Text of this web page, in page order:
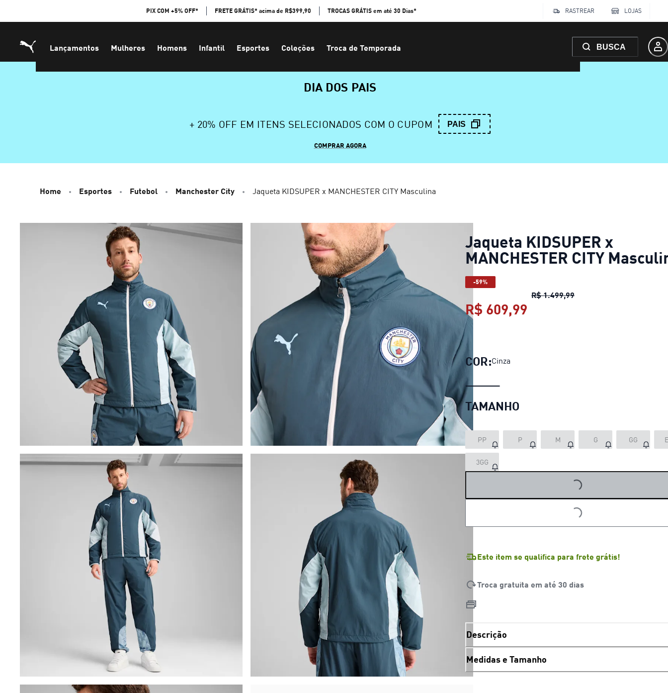
PIX COM +5% OFF* FRETE GRÁTIS* acima de R$399,90 TROCAS GRÁTIS em até 30 Dias* RASTREAR LOJAS
Lançamentos Mulheres Homens Infantil Esportes Coleções Troca de Temporada BUSCA
DIA DOS PAIS
+ 20% OFF EM ITENS SELECIONADOS COM O CUPOM PAIS
COMPRAR AGORA
Home Esportes Futebol Manchester City Jaqueta KIDSUPER x MANCHESTER CITY Masculina
Jaqueta KIDSUPER x
MANCHESTER CITY
-59%
R$ 1.499,99Jaqueta KIDSUPER x
R$ 609,99
COR:Cinza
TAMANHO
PP P M G GG
3GG
LOADING...
LOADING...
Este item se qualifica para frete grátis!
Troca gratuita em até 30 dias
Descrição
Medidas e Tamanho